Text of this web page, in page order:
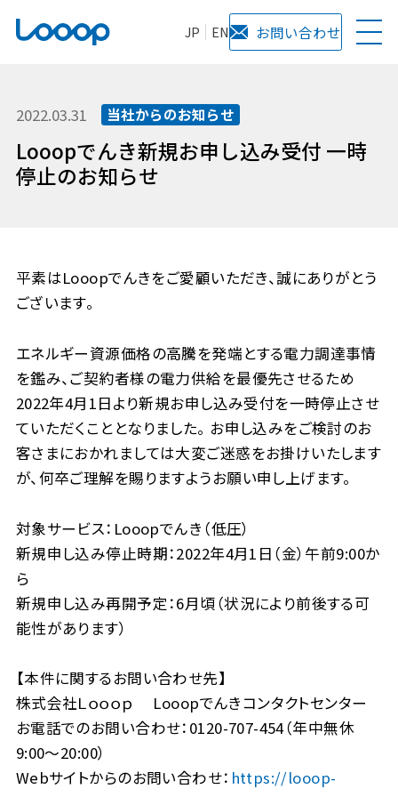
JP EN お問い合わせ
2022.03.31 当社からのお知らせ
Looopでんき新規お申し込み受付 一時
停止のお知らせ
平素はLooopでんきをご愛顧いただき、誠にありがとう
ございます。
エネルギー資源価格の高騰を発端とする電力調達事情
を鑑み、ご契約者様の電力供給を最優先させるため
2022年4月1日より新規お申し込み受付を一時停止させ
ていただくこととなりました。 お申し込みをご検討のお
客さまにおかれましては大変ご迷惑をお掛けいたします
が、何卒ご理解を賜りますようお願い申し上げます。
対象サービス：Looopでんき（低圧）
新規申し込み停止時期：2022年4月1日（金）午前9:00か
ら
新規申し込み再開予定：6月頃（状況により前後する可
能性があります）
【本件に関するお問い合わせ先】
株式会社Ｌｏｏｏｐ Looopでんきコンタクトセンター
お電話でのお問い合わせ：0120-707-454（年中無休
9:00～20:00）
Webサイトからのお問い合わせ： https://looop-